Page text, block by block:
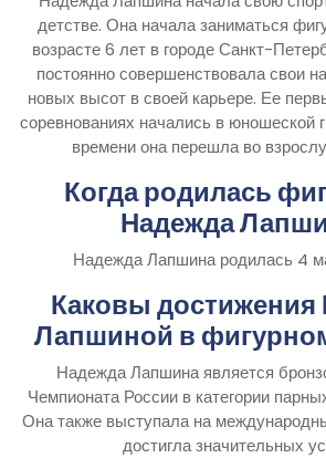
детстве. Она начала заниматься
возрасте 6 лет в городе Санкт-
постоянно совершенствовала свои
новых высот в своей карьере. Ее
соревнованиях начались в юношеской
времени она перешла во
Когда родилась
Надежда
Надежда Лапшина родилась 4
Каковы
Лапшиной в
Надежда Лапшина является
Чемпионата России в категории
Она также выступала на
достигла значительных